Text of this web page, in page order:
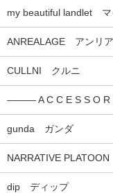
my beautiful landlet マ
ANREALAGE アンリ
CULLNI クルニ
――― A C C E S S O
gunda ガンダ
NARRATIVE
dip ディップ